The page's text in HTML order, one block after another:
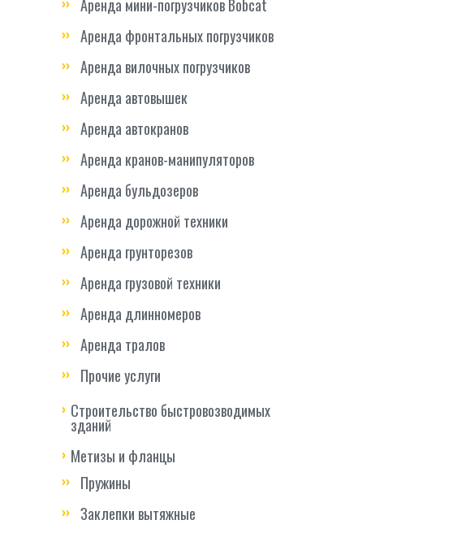
Аренда мини-погрузчиков Bobcat
Аренда фронтальных погрузчиков
Аренда вилочных погрузчиков
Аренда автовышек
Аренда автокранов
Аренда кранов-манипуляторов
Аренда бульдозеров
Аренда дорожной техники
Аренда грунторезов
Аренда грузовой техники
Аренда длинномеров
Аренда тралов
Прочие услуги
Строительство быстровозводимых
зданий
Метизы и фланцы
Пружины
Заклепки вытяжные